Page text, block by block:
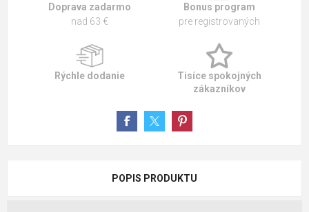
Doprava zadarmo
nad 63 €
Bonus program
pre registrovaných
Rýchle dodanie
Tisíce spokojných
zákazníkov
POPIS PRODUKTU